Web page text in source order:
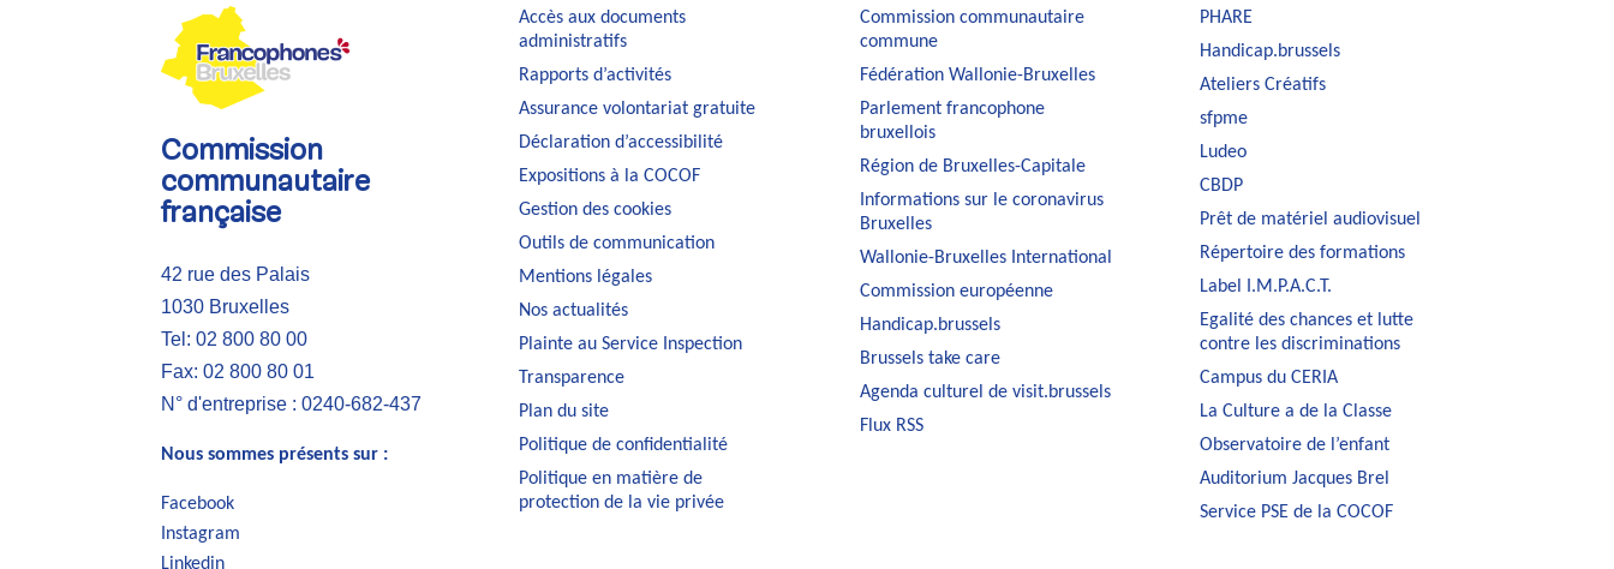
Commission
communautaire
française
42 rue des Palais
1030 Bruxelles
Tel: 02 800 80 00
Fax: 02 800 80 01
N° d'entreprise : 0240-682-437
Nous sommes présents sur :
Facebook
Instagram
Linkedin
Accès aux documents
administratifs
Rapports d’activités
Assurance volontariat gratuite
Déclaration d’accessibilité
Expositions à la COCOF
Gestion des cookies
Outils de communication
Mentions légales
Nos actualités
Plainte au Service Inspection
Transparence
Plan du site
Politique de confidentialité
Politique en matière de
protection de la vie privée
Commission communautaire
commune
Fédération Wallonie-Bruxelles
Parlement francophone
bruxellois
Région de Bruxelles-Capitale
Informations sur le coronavirus
Bruxelles
Wallonie-Bruxelles International
Commission européenne
Handicap.brussels
Brussels take care
Agenda culturel de visit.brussels
Flux RSS
PHARE
Handicap.brussels
Ateliers Créatifs
sfpme
Ludeo
CBDP
Prêt de matériel audiovisuel
Répertoire des formations
Label I.M.P.A.C.T.
Egalité des chances et lutte
contre les discriminations
Campus du CERIA
La Culture a de la Classe
Observatoire de l’enfant
Auditorium Jacques Brel
Service PSE de la COCOF